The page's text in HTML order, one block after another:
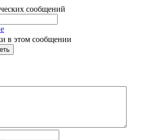
в этом сообщении